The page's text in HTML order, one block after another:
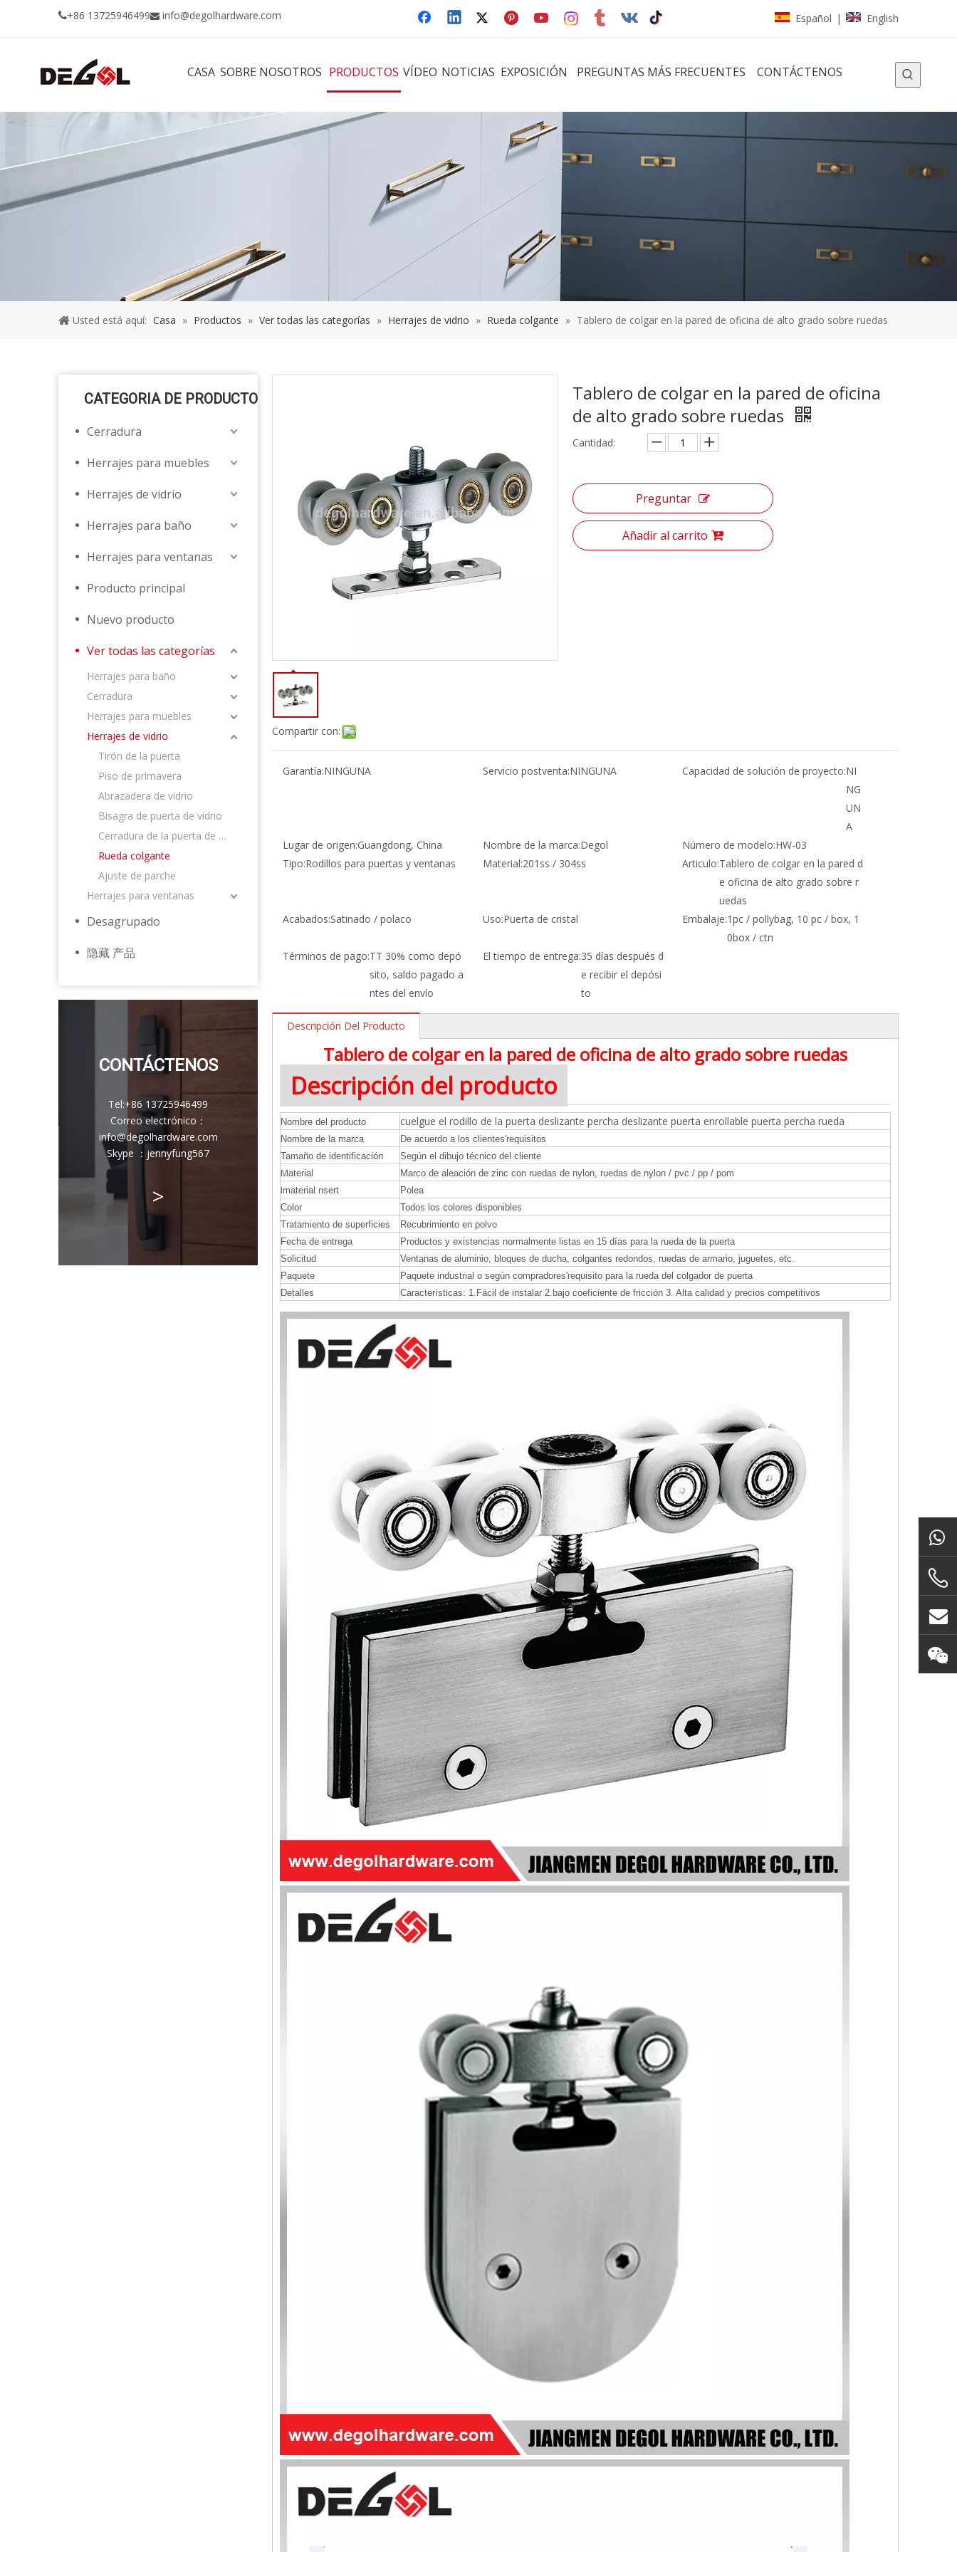
+86 13725946499 info@degolhardware.com Español | English
CASA SOBRE NOSOTROS PRODUCTOS VÍDEO NOTICIAS EXPOSICIÓN PREGUNTAS MÁS FRECUENTES CONTÁCTENOS
Usted está aquí: Casa » Productos » Ver todas las categorías » Herrajes de vidrio » Rueda colgante » Tablero de colgar en la pared de oficina de alto grado sobre ruedas
CATEGORIA DE PRODUCTO
Cerradura
Herrajes para muebles
Herrajes de vidrio
Herrajes para baño
Herrajes para ventanas
Producto principal
Nuevo producto
Ver todas las categorías
Herrajes para baño
Cerradura
Herrajes para muebles
Herrajes de vidrio
Tirón de la puerta
Piso de primavera
Abrazadera de vidrio
Bisagra de puerta de vidrio
Cerradura de la puerta de vidrio
Rueda colgante
Ajuste de parche
Herrajes para ventanas
Desagrupado
隐藏 产品
CONTÁCTENOS
Tel:+86 13725946499
Correo electrónico ：
info@degolhardware.com
Skype ：jennyfung567
>
Compartir con:
Tablero de colgar en la pared de oficina
de alto grado sobre ruedas
Cantidad:
Preguntar
Añadir al carrito
Garantía:NINGUNA Servicio postventa:NINGUNA Capacidad de solución de proyecto:NI
NG
UN
A
Lugar de origen:Guangdong, China Nombre de la marca:Degol Número de modelo:HW-03
Tipo:Rodillos para puertas y ventanas Material:201ss / 304ss Articulo:Tablero de colgar en la pared d
e oficina de alto grado sobre r
uedas
Acabados:Satinado / polaco Uso:Puerta de cristal Embalaje:1pc / pollybag, 10 pc / box, 1
0box / ctn
Términos de pago:TT 30% como depó
sito, saldo pagado a
ntes del envío
El tiempo de entrega:35 días después d
e recibir el depósi
to
Descripción Del Producto
Tablero de colgar en la pared de oficina de alto grado sobre ruedas
Descripción del producto
Nombre del producto cuelgue el rodillo de la puerta deslizante percha deslizante puerta enrollable puerta percha rueda
Nombre de la marca De acuerdo a los clientes'requisitos
Tamaño de identificación
Según el dibujo técnico del cliente
Material Marco de aleación de zinc con ruedas de nylon, ruedas de nylon / pvc / pp / pom
Imaterial nsert
Polea
Color
Todos los colores disponibles
Tratamiento de superficies
Recubrimiento en polvo
Fecha de entrega
Productos y existencias normalmente listas en 15 días para la rueda de la puerta
Solicitud
Ventanas de aluminio, bloques de ducha, colgantes redondos, ruedas de armario, juguetes, etc.
Paquete
Paquete industrial o según compradores'requisito para la rueda del colgador de puerta
Detalles
Características: 1.Fácil de instalar 2.bajo coeficiente de fricción 3. Alta calidad y precios competitivos